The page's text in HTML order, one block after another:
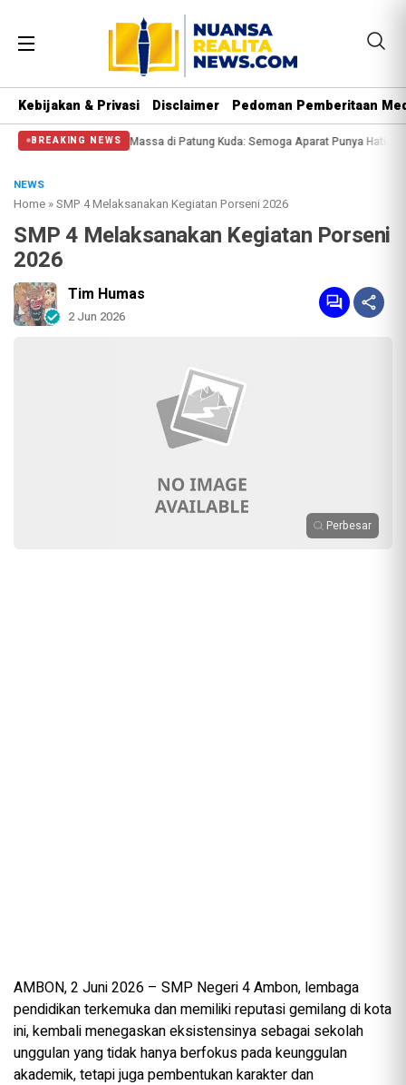
Kebijakan & Privasi Disclaimer Pedoman Pemberitaan
BREAKING NEWS
di Patung Kuda: Semoga Aparat Punya Hati Nurani Massa Reuni 212
NEWS
Home »SMP 4 Melaksanakan Kegiatan Porseni 2026
SMP 4 Melaksanakan Kegiatan Porseni
2026
Tim Humas
2 Jun 2026
Perbesar
AMBON, 2 Juni 2026 – SMP Negeri 4 Ambon, lembaga
pendidikan terkemuka dan memiliki reputasi gemilang di kota
ini, kembali menegaskan eksistensinya sebagai sekolah
unggulan yang tidak hanya berfokus pada keunggulan
akademik, tetapi juga pembentukan karakter dan